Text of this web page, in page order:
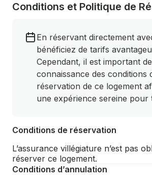
Conditions et Politique de
En réservant directement
bénéficiez de tarifs
Cependant, il est important
connaissance des conditions
réservation de ce logement
une expérience sereine pour
Conditions de réservation
L’assurance villégiature n’est pas
réserver ce logement.
Conditions d’annulation